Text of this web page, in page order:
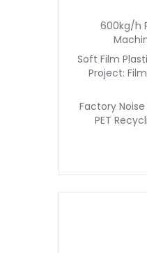
600kg/h
Soft Film
Project:
Factory Noise
PET